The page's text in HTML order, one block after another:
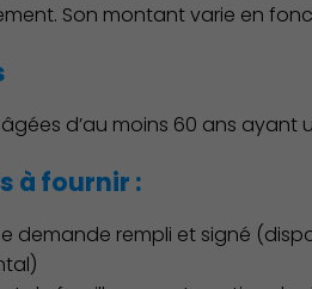
Son montant varie en
d’au moins 60 ans
à fournir :
demande rempli et signé